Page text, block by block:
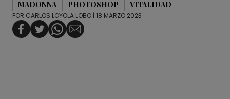
MADONNA
PHOTOSHOP VITALIDAD
POR CARLOS LOYOLA LOBO | 18 MARZO 2023